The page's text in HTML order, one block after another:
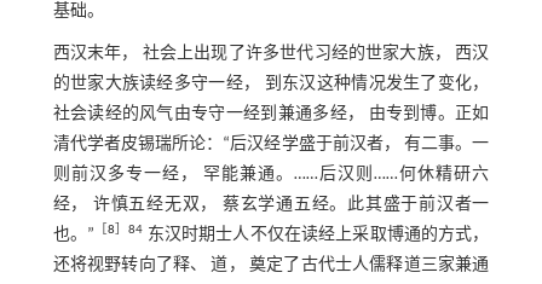
基础。
西汉末年， 社会上出现了许多世代习经的世家大族， 西汉
的世家大族读经多守一经， 到东汉这种情况发生了变化，
社会读经的风气由专守一经到兼通多经， 由专到博。正如
清代学者皮锡瑞所论：“后汉经学盛于前汉者， 有二事。一
则前汉多专一经， 罕能兼通。……后汉则……何休精研六
经， 许慎五经无双， 蔡玄学通五经。此其盛于前汉者一
也。” ［8 ］84 东汉时期士人不仅在读经上采取博通的方式，
还将视野转向了释、 道， 奠定了古代士人儒释道三家兼通